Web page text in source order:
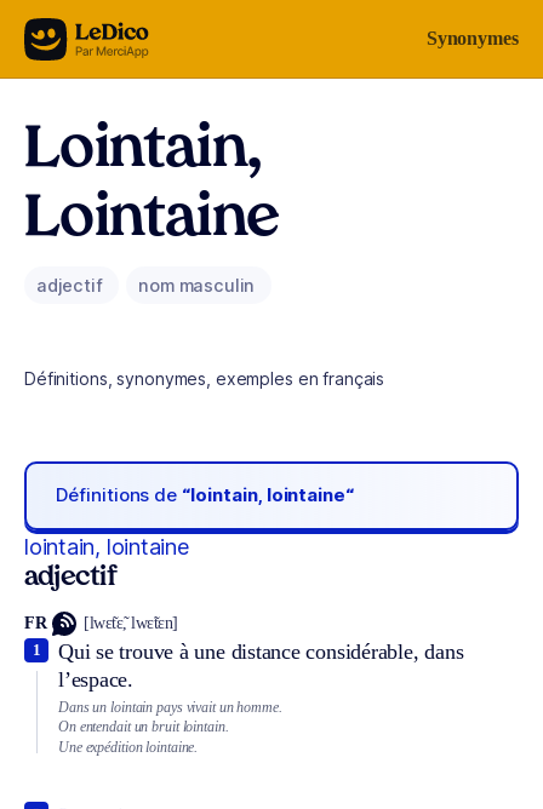
Aller au contenu Synonymes
Lointain,
Lointaine
adjectif nom masculin
Définitions, synonymes, exemples en français
Définitions de “lointain, lointaine“
lointain, lointaine
adjectif
FR [lwɛ̃tɛ̃, lwɛ̃tɛn]
Qui se trouve à une distance considérable, dans
l’espace.
1
Dans un lointain pays vivait un homme.
On entendait un bruit lointain.
Une expédition lointaine.